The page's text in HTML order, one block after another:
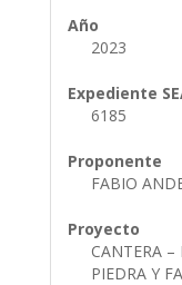
Año
2023
Expediente
6185
Proponente
FABIO
Proyecto
CANTERA
PIEDRA Y